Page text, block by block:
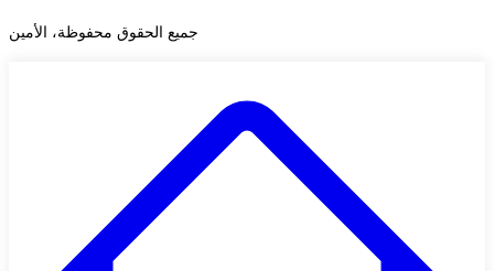
جميع الحقوق محفوظة، الأمين